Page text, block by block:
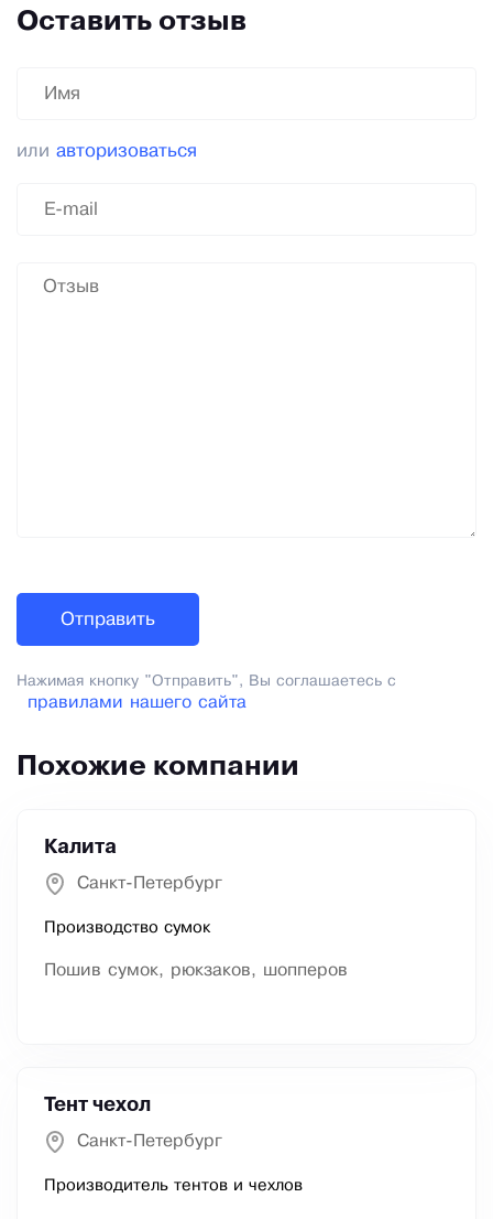
Оставить отзыв
или авторизоваться
Нажимая кнопку "Отправить", Вы соглашаетесь с
правилами нашего сайта
Похожие компании
Калита
Санкт-Петербург
Производство сумок
Пошив сумок, рюкзаков, шопперов
Тент чехол
Санкт-Петербург
Производитель тентов и чехлов